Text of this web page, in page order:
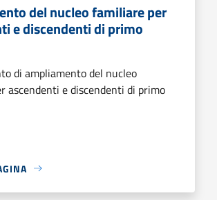
del nucleo familiare per
e discendenti di primo
di ampliamento del nucleo
ascendenti e discendenti di primo